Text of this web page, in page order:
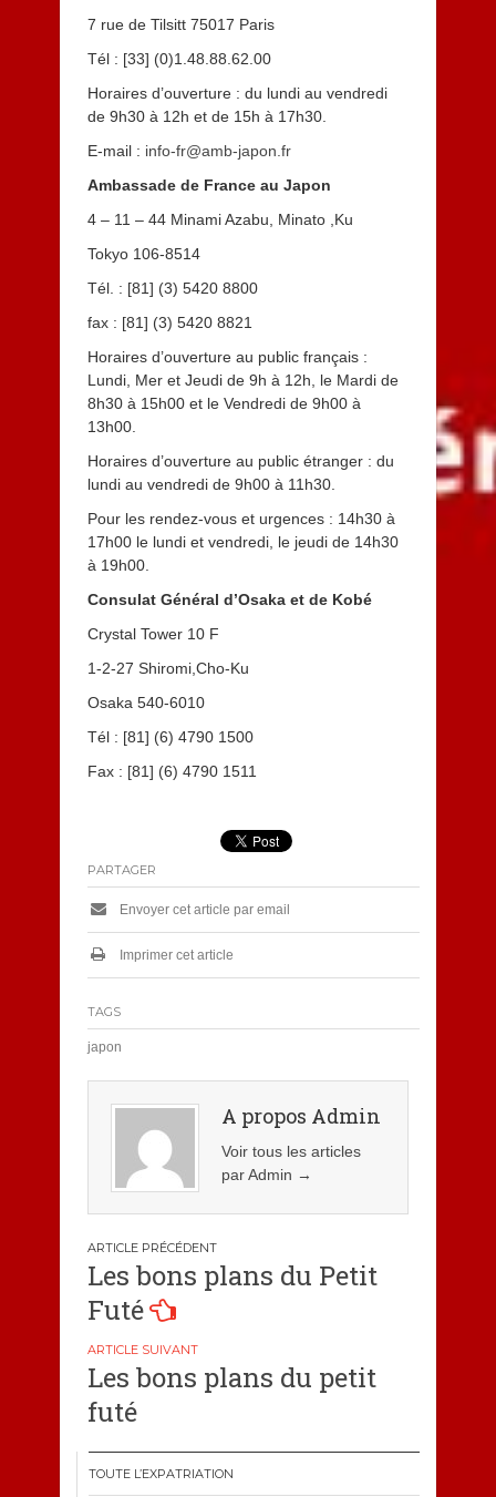
7 rue de Tilsitt 75017 Paris
Tél : [33] (0)1.48.88.62.00
Horaires d’ouverture : du lundi au vendredi
de 9h30 à 12h et de 15h à 17h30.
E-mail : info-fr@amb-japon.fr
Ambassade de France au Japon
4 – 11 – 44 Minami Azabu, Minato ,Ku
Tokyo 106-8514
Tél. : [81] (3) 5420 8800
fax : [81] (3) 5420 8821
Horaires d’ouverture au public français :
Lundi, Mer et Jeudi de 9h à 12h, le Mardi de
8h30 à 15h00 et le Vendredi de 9h00 à
13h00.
Horaires d’ouverture au public étranger : du
lundi au vendredi de 9h00 à 11h30.
Pour les rendez-vous et urgences : 14h30 à
17h00 le lundi et vendredi, le jeudi de 14h30
à 19h00.
Consulat Général d’Osaka et de Kobé
Crystal Tower 10 F
1-2-27 Shiromi,Cho-Ku
Osaka 540-6010
Tél : [81] (6) 4790 1500
Fax : [81] (6) 4790 1511
PARTAGER
Envoyer cet article par email
Imprimer cet article
TAGS
japon
A propos Admin
Voir tous les articles
par Admin →
Navigation
de
l’article
Les bons plans du Petit
Futé
Les bons plans du petit
futé
TOUTE L’EXPATRIATION